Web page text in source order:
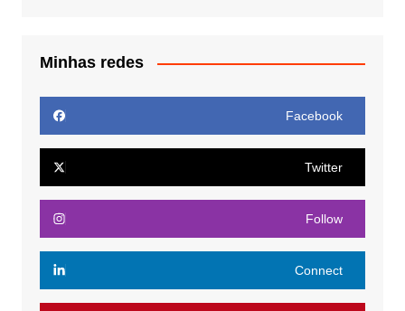
Minhas redes
Facebook
Twitter
Follow
Connect